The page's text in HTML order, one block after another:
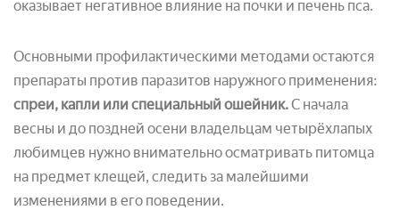
оказывает негативное влияние на почки и печень пса.
Основными профилактическими методами остаются
препараты против паразитов наружного применения:
спреи, капли или специальный ошейник.С начала
весны и до поздней осени владельцам четырёхлапых
любимцев нужно внимательно осматривать питомца
на предмет клещей, следить за малейшими
изменениями в его поведении.